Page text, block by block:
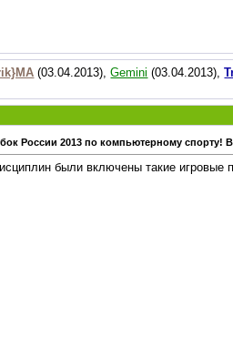
(03.04.2013),Gemini (03.04.2013),
России 2013 по компьютерному спорту!
были включены такие